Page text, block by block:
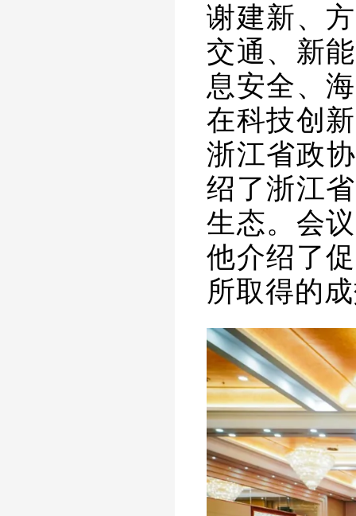
谢建新、
交通、新
息安全、
在科技创
浙江省政
绍了浙江
生态。会
他介绍了
所取得的